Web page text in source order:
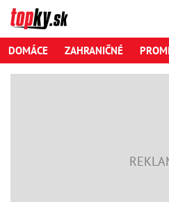
DOMÁCE ZAHRANIČNÉ